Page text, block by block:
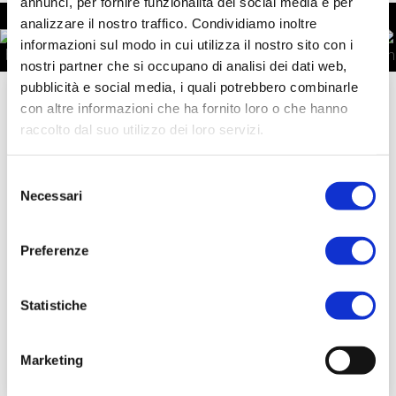
analizzare il nostro traffico. Condividiamo inoltre
informazioni sul modo in cui utilizza il nostro sito con i
nostri partner che si occupano di analisi dei dati web,
pubblicità e social media, i quali potrebbero combinarle
con altre informazioni che ha fornito loro o che hanno
raccolto dal suo utilizzo dei loro servizi.
delNecessari
Preferenze
Statistiche
Marketing
3 Feb
Fragranze Iconiche: i Profumi che
trasformando ogni creazione in un’espressione